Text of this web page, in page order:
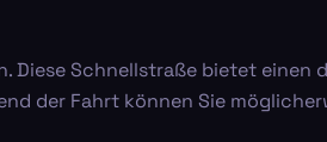
Diese Schnellstraße bietet einen
der Fahrt können Sie